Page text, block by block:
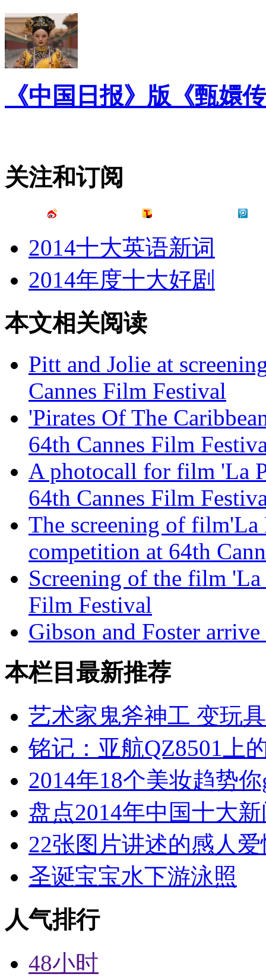
《中国日报》版《甄嬛
关注和订阅
2014十大英语新词
2014年度十大好剧
本文相关阅读
Pitt and Jolie at
Cannes Film Festival
'Pirates Of The
64th Cannes Film
A photocall for film 'La
64th Cannes Film
The screening of
competition at 64th
Screening of the film 'La
Film Festival
Gibson and Foster
本栏目最新推荐
艺术家鬼斧神工 变玩
铭记：亚航QZ8501上
2014年18个美妆趋势
盘点2014年中国十大
22张图片讲述的感人爱
圣诞宝宝水下游泳照
人气排行
48小时